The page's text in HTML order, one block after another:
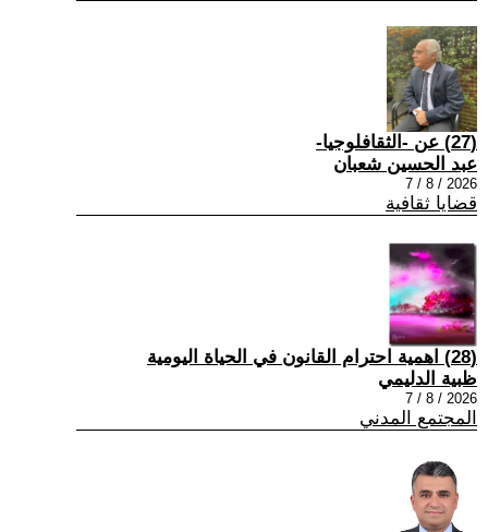
(27) عن -الثقافلوجيا-
عبد الحسين شعبان
2026 / 8 / 7
قضايا ثقافية
(28) اهمية احترام القانون في الحياة اليومية
ظبية الدليمي
2026 / 8 / 7
المجتمع المدني